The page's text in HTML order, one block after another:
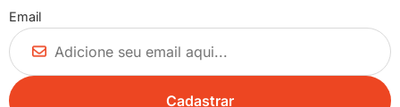
Email